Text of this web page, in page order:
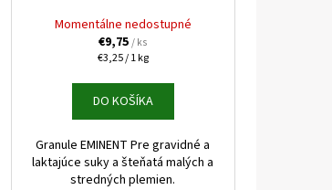
Momentálne nedostupné
€9,75/ ks
Jednotková
€3,25 / 1 kg
DO KOŠÍKA
Granule EMINENT Pre gravidné a
laktajúce suky a šteňatá malých a
stredných plemien.